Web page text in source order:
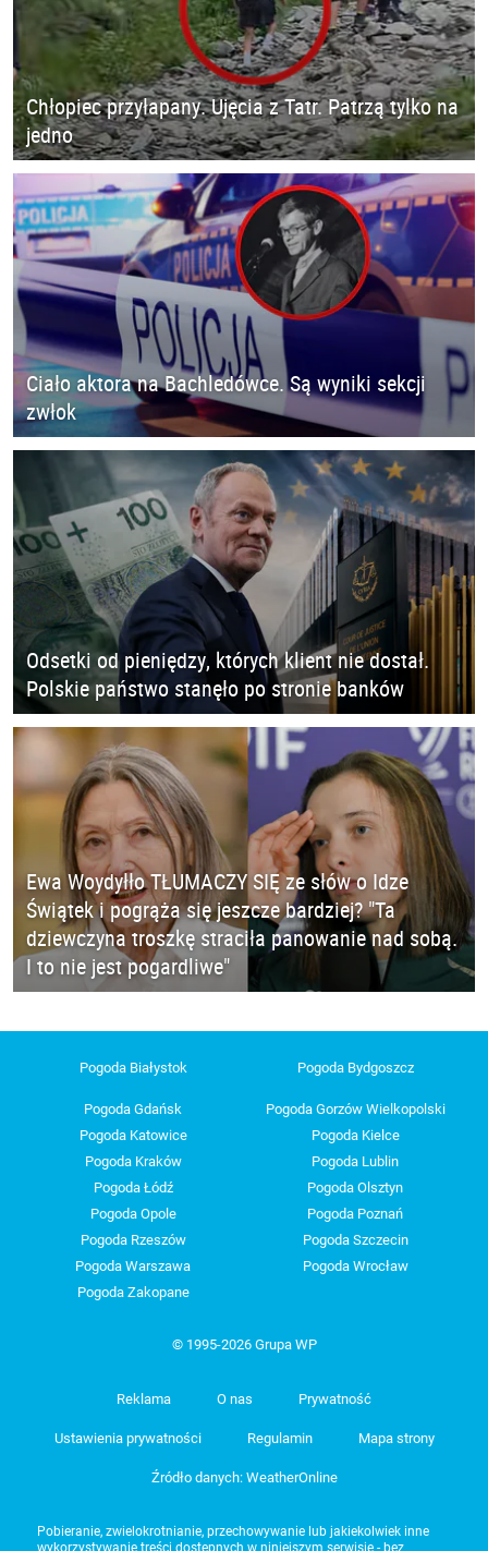
Chłopiec przyłapany. Ujęcia z Tatr. Patrzą tylko na
jedno
Ciało aktora na Bachledówce. Są wyniki sekcji
zwłok
Odsetki od pieniędzy, których klient nie dostał.
Polskie państwo stanęło po stronie banków
Ewa Woydyłło TŁUMACZY SIĘ ze słów o Idze
Świątek i pogrąża się jeszcze bardziej? "Ta
dziewczyna troszkę straciła panowanie nad sobą.
I to nie jest pogardliwe"
Pogoda Białystok Pogoda Bydgoszcz
Pogoda Gdańsk
Pogoda Gorzów Wielkopolski
Pogoda Katowice
Pogoda Kielce
Pogoda Kraków
Pogoda Lublin
Pogoda Łódź
Pogoda Olsztyn
Pogoda Opole
Pogoda Poznań
Pogoda Rzeszów
Pogoda Szczecin
Pogoda Warszawa
Pogoda Wrocław
Pogoda Zakopane
© 1995-2026 Grupa WP
Reklama O nas Prywatność
Ustawienia prywatności Regulamin Mapa strony
Źródło danych: WeatherOnline
Pobieranie, zwielokrotnianie, przechowywanie lub jakiekolwiek inne
wykorzystywanie treści dostępnych w niniejszym serwisie - bez